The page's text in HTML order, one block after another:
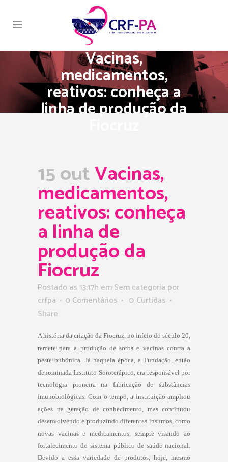
Vacinas,
medicamentos,
reativos: conheça a
linha de produção da
15 outVacinas,
medicamentos,
reativos: conheça
a linha de
produção da
Fiocruz
Postado as 13:17h em Sem categoria por
crfpa
0 Comentários 0 Curtidas
Share
A história da criação da Fiocruz, no início do século 20,
remete para a produção de soros e vacinas contra a
peste bubônica. Já naquela época, a Fundação, então
denominada Instituto Soroterápico, era responsável por
tecnologia pioneira na fabricação de substâncias
imunobiológicas. Com o tempo, a instituição ampliou
ações na geração de conhecimento, mas continuou
desenvolvendo e produzindo diferentes insumos, como
novas vacinas e medicamentos, sempre visando ao
fortalecimento do sistema público de saúde nacional.
Devido a essa variedade de produtos, hoje, mesmo